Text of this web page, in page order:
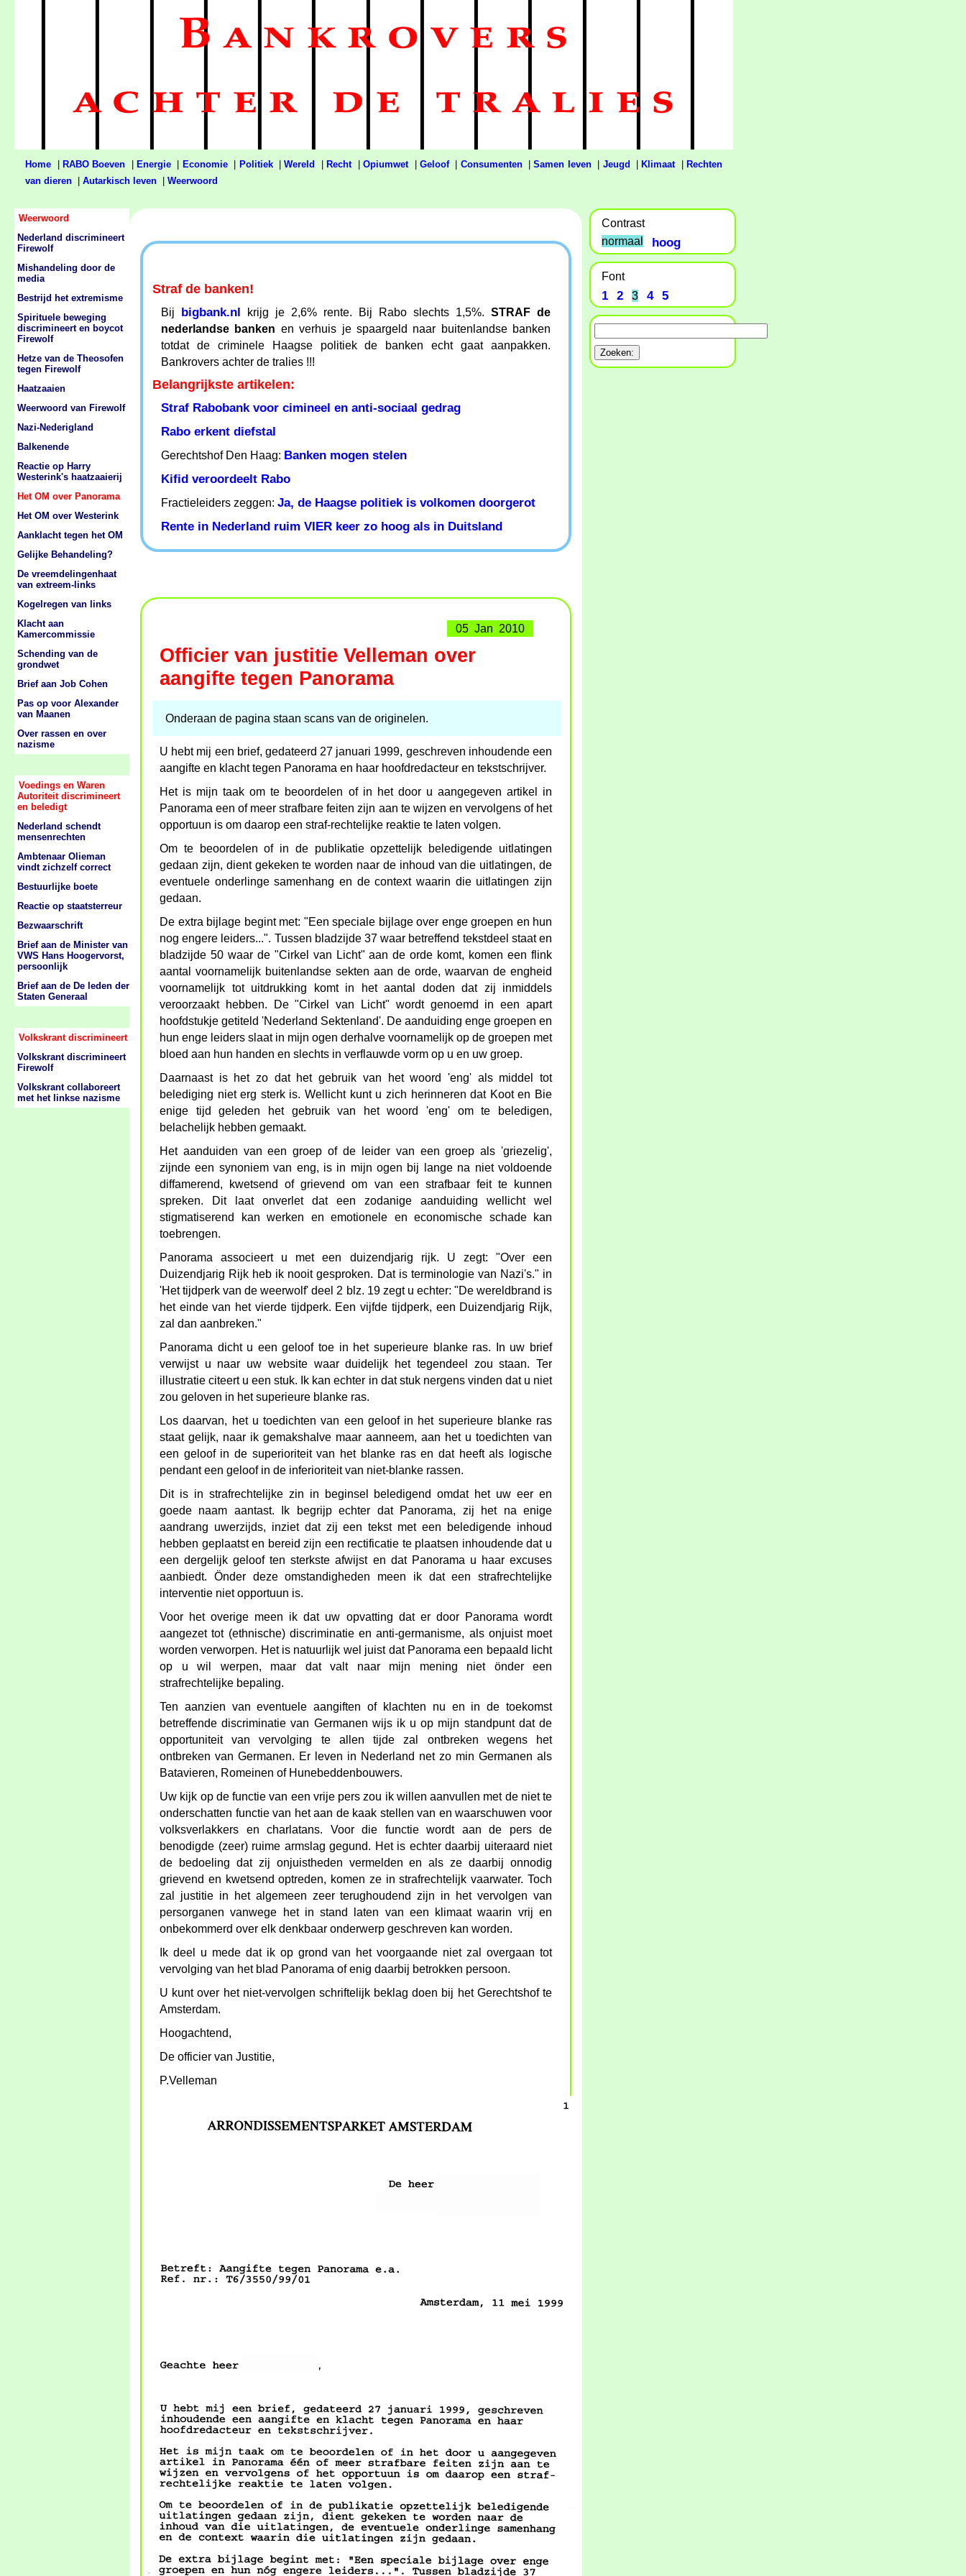
Home RABO Boeven Energie| Economie| Politiek|Wereld Recht| Opiumwet| Geloof| Consumenten|Samen leven| Jeugd Klimaat|
Rechten
van dieren
Autarkisch leven Weerwoord
Straf de banken!
Bij bigbank.nl krijg je 2,6% rente. Bij Rabo slechts 1,5%. STRAF de
nederlandse banken en verhuis je spaargeld naar buitenlandse banken
totdat de criminele Haagse politiek de banken echt gaat aanpakken.
Bankrovers achter de tralies !!!
Belangrijkste artikelen:
Straf Rabobank voor cimineel en anti-sociaal gedrag
Rabo erkent diefstal
Gerechtshof Den Haag: Banken mogen stelen
Kifid veroordeelt Rabo
Fractieleiders zeggen: Ja, de Haagse politiek is volkomen doorgerot
Rente in Nederland ruim VIER keer zo hoog als in Duitsland
05 Jan 2010
Officier van justitie Velleman over
aangifte tegen Panorama
Onderaan de pagina staan scans van de originelen.
U hebt mij een brief, gedateerd 27 januari 1999, geschreven inhoudende een
aangifte en klacht tegen Panorama en haar hoofdredacteur en tekstschrijver.
Het is mijn taak om te beoordelen of in het door u aangegeven artikel in
Panorama een of meer strafbare feiten zijn aan te wijzen en vervolgens of het
opportuun is om daarop een straf-rechtelijke reaktie te laten volgen.
Om te beoordelen of in de publikatie opzettelijk beledigende uitlatingen
gedaan zijn, dient gekeken te worden naar de inhoud van die uitlatingen, de
eventuele onderlinge samenhang en de context waarin die uitlatingen zijn
gedaan.
De extra bijlage begint met: "Een speciale bijlage over enge groepen en hun
nog engere leiders...". Tussen bladzijde 37 waar betreffend tekstdeel staat en
bladzijde 50 waar de "Cirkel van Licht" aan de orde komt, komen een flink
aantal voornamelijk buitenlandse sekten aan de orde, waarvan de engheid
voornamelijk tot uitdrukking komt in het aantal doden dat zij inmiddels
veroorzaakt hebben. De "Cirkel van Licht" wordt genoemd in een apart
hoofdstukje getiteld 'Nederland Sektenland'. De aanduiding enge groepen en
hun enge leiders slaat in mijn ogen derhalve voornamelijk op de groepen met
bloed aan hun handen en slechts in verflauwde vorm op u en uw groep.
Daarnaast is het zo dat het gebruik van het woord 'eng' als middel tot
belediging niet erg sterk is. Wellicht kunt u zich herinneren dat Koot en Bie
enige tijd geleden het gebruik van het woord 'eng' om te beledigen,
belachelijk hebben gemaakt.
Het aanduiden van een groep of de leider van een groep als 'griezelig',
zijnde een synoniem van eng, is in mijn ogen bij lange na niet voldoende
diffamerend, kwetsend of grievend om van een strafbaar feit te kunnen
spreken. Dit laat onverlet dat een zodanige aanduiding wellicht wel
stigmatiserend kan werken en emotionele en economische schade kan
toebrengen.
Panorama associeert u met een duizendjarig rijk. U zegt: "Over een
Duizendjarig Rijk heb ik nooit gesproken. Dat is terminologie van Nazi's." in
'Het tijdperk van de weerwolf' deel 2 blz. 19 zegt u echter: "De wereldbrand is
het einde van het vierde tijdperk. Een vijfde tijdperk, een Duizendjarig Rijk,
zal dan aanbreken."
Panorama dicht u een geloof toe in het superieure blanke ras. In uw brief
verwijst u naar uw website waar duidelijk het tegendeel zou staan. Ter
illustratie citeert u een stuk. Ik kan echter in dat stuk nergens vinden dat u niet
zou geloven in het superieure blanke ras.
Los daarvan, het u toedichten van een geloof in het superieure blanke ras
staat gelijk, naar ik gemakshalve maar aanneem, aan het u toedichten van
een geloof in de superioriteit van het blanke ras en dat heeft als logische
pendant een geloof in de inferioriteit van niet-blanke rassen.
Dit is in strafrechtelijke zin in beginsel beledigend omdat het uw eer en
goede naam aantast. Ik begrijp echter dat Panorama, zij het na enige
aandrang uwerzijds, inziet dat zij een tekst met een beledigende inhoud
hebben geplaatst en bereid zijn een rectificatie te plaatsen inhoudende dat u
een dergelijk geloof ten sterkste afwijst en dat Panorama u haar excuses
aanbiedt. Önder deze omstandigheden meen ik dat een strafrechtelijke
interventie niet opportuun is.
Voor het overige meen ik dat uw opvatting dat er door Panorama wordt
aangezet tot (ethnische) discriminatie en anti-germanisme, als onjuist moet
worden verworpen. Het is natuurlijk wel juist dat Panorama een bepaald licht
op u wil werpen, maar dat valt naar mijn mening niet önder een
strafrechtelijke bepaling.
Ten aanzien van eventuele aangiften of klachten nu en in de toekomst
betreffende discriminatie van Germanen wijs ik u op mijn standpunt dat de
opportuniteit van vervolging te allen tijde zal ontbreken wegens het
ontbreken van Germanen. Er leven in Nederland net zo min Germanen als
Batavieren, Romeinen of Hunebeddenbouwers.
Uw kijk op de functie van een vrije pers zou ik willen aanvullen met de niet te
onderschatten functie van het aan de kaak stellen van en waarschuwen voor
volksverlakkers en charlatans. Voor die functie wordt aan de pers de
benodigde (zeer) ruime armslag gegund. Het is echter daarbij uiteraard niet
de bedoeling dat zij onjuistheden vermelden en als ze daarbij onnodig
grievend en kwetsend optreden, komen ze in strafrechtelijk vaarwater. Toch
zal justitie in het algemeen zeer terughoudend zijn in het vervolgen van
persorganen vanwege het in stand laten van een klimaat waarin vrij en
onbekommerd over elk denkbaar onderwerp geschreven kan worden.
Ik deel u mede dat ik op grond van het voorgaande niet zal overgaan tot
vervolging van het blad Panorama of enig daarbij betrokken persoon.
U kunt over het niet-vervolgen schriftelijk beklag doen bij het Gerechtshof te
Amsterdam.
Hoogachtend,
De officier van Justitie,
P.Velleman
Weerwoord
Nederland discrimineert
Firewolf
Mishandeling door de
media
Bestrijd het extremisme
Spirituele beweging
discrimineert en boycot
Firewolf
Hetze van de Theosofen
tegen Firewolf
Haatzaaien
Weerwoord van Firewolf
Nazi-Nederigland
Balkenende
Reactie op Harry
Westerink's haatzaaierij
Het OM over Panorama
Het OM over Westerink
Aanklacht tegen het OM
Gelijke Behandeling?
De vreemdelingenhaat
van extreem-links
Kogelregen van links
Klacht aan
Kamercommissie
Schending van de
grondwet
Brief aan Job Cohen
Pas op voor Alexander
van Maanen
Over rassen en over
nazisme
Voedings en Waren
Autoriteit discrimineert
en beledigt
Nederland schendt
mensenrechten
Ambtenaar Olieman
vindt zichzelf correct
Bestuurlijke boete
Reactie op staatsterreur
Bezwaarschrift
Brief aan de Minister van
VWS Hans Hoogervorst,
persoonlijk
Brief aan de De leden der
Staten Generaal
Volkskrant discrimineert
Volkskrant discrimineert
Firewolf
Volkskrant collaboreert
met het linkse nazisme
Contrast
normaal
hoog
Font
1 2 3 4 5